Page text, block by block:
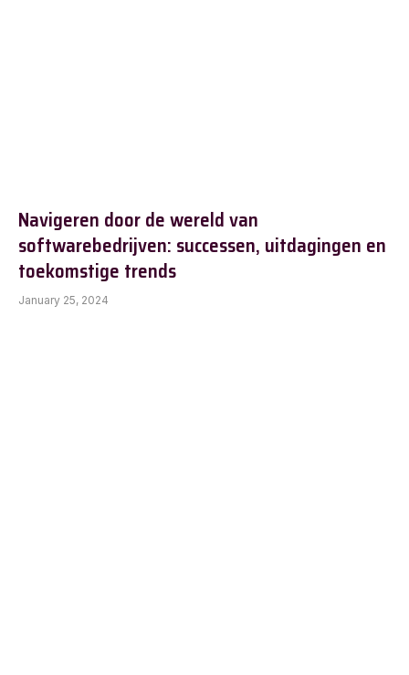
Navigeren door de wereld van
softwarebedrijven: successen, uitdagingen en
toekomstige trends
January 25, 2024